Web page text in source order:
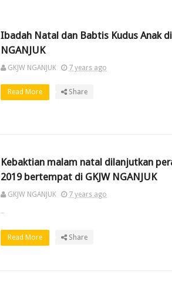
Ibadah Natal dan Babtis Kudus Anak di
NGANJUK
GKJW NGANJUK 7 years ago
Read More Share
Kebaktian malam natal dilanjutkan
2019 bertempat di GKJW NGANJUK
GKJW NGANJUK 7 years ago
...
Read More Share